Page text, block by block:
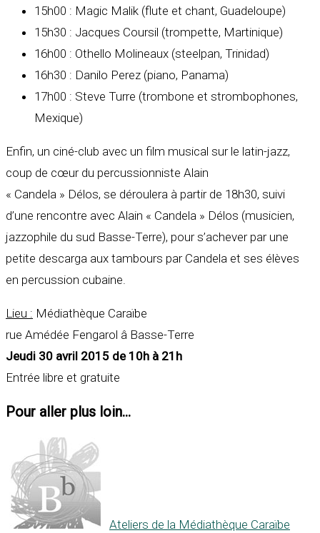
15h00 : Magic Malik (flute et chant, Guadeloupe)
15h30 : Jacques Coursil (trompette, Martinique)
16h00 : Othello Molineaux (steelpan, Trinidad)
16h30 : Danilo Perez (piano, Panama)
17h00 : Steve Turre (trombone et strombophones,
Mexique)
Enfin, un ciné-club avec un film musical sur le latin-jazz,
coup de cœur du percussionniste Alain
« Candela » Délos, se déroulera à partir de 18h30, suivi
d’une rencontre avec Alain « Candela » Délos (musicien,
jazzophile du sud Basse-Terre), pour s’achever par une
petite descarga aux tambours par Candela et ses élèves
en percussion cubaine.
Lieu : Médiathèque Caraïbe
rue Amédée Fengarol â Basse-Terre
Jeudi 30 avril 2015 de 10h à 21h
Entrée libre et gratuite
Pour aller plus loin...
Ateliers de la Médiathèque Caraïbe